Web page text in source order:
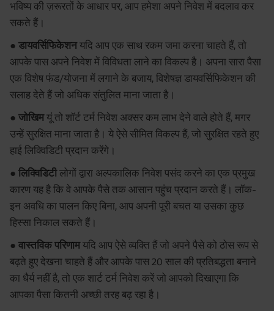
भविष्य की ज़रूरतों के आधार पर, आप हमेशा अपने निवेश में बदलाव कर
सकते हैं।
● डायवर्सिफिकेशनयदि आप एक साथ रकम जमा करना चाहते हैं, तो
आपके पास अपने निवेश में विविधता लाने का विकल्प है। अपना सारा पैसा
एक विशेष फंड/योजना में लगाने के बजाय, विशेषज्ञ डायवर्सिफिकेशन की
सलाह देते हैं जो अधिक संतुलित माना जाता है।
● जोखिमयूं तो शॉर्ट टर्म निवेश अक्सर कम लाभ देने वाले होते हैं, मगर
उन्हें सुरक्षित माना जाता है। ये ऐसे सीमित विकल्प हैं, जो सुरक्षित रहते हुए
हाई लिक्विडिटी प्रदान करेंगे।
● लिक्विडिटीलोगों द्वारा अल्पकालिक निवेश पसंद करने का एक प्रमुख
कारण यह है कि वे आपके पैसे तक आसान पहुंच प्रदान करते हैं। लॉक-
इन अवधि का पालन किए बिना, आप अपनी पूरी बचत या उसका कुछ
हिस्सा निकाल सकते हैं।
● वास्तविक परिणामयदि आप ऐसे व्यक्ति हैं जो अपने पैसे को ठोस रूप से
बढ़ते हुए देखना चाहते हैं और आपके पास 20 साल की प्रतिबद्धता बनाने
का धैर्य नहीं है, तो एक शार्ट टर्म निवेश करें जो आपको दिखाएगा कि
आपका पैसा कितनी अच्छी तरह बढ़ रहा है।